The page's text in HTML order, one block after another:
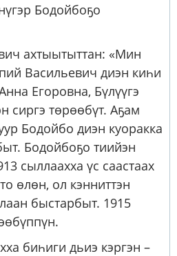
Бодойбоҕо
ахтыытыттан: «Мин
Васильевич диэн киһи
Егоровна, Бүлүүгэ
сиргэ төрөөбүт. Аҕам
Бодойбо диэн куоракка
Бодойбоҕо тиийэн
сыллаахха үс саастаах
өлөн, ол кэнниттэн
быстарбыт. 1915
биһиги дьиэ кэргэн –